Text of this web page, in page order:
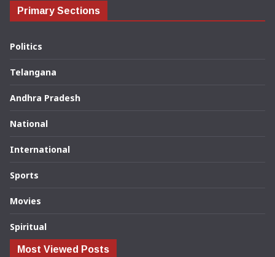
Primary Sections
Politics
Telangana
Andhra Pradesh
National
International
Sports
Movies
Spiritual
Most Viewed Posts